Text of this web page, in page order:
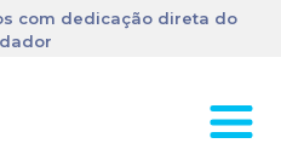
com dedicação direta do